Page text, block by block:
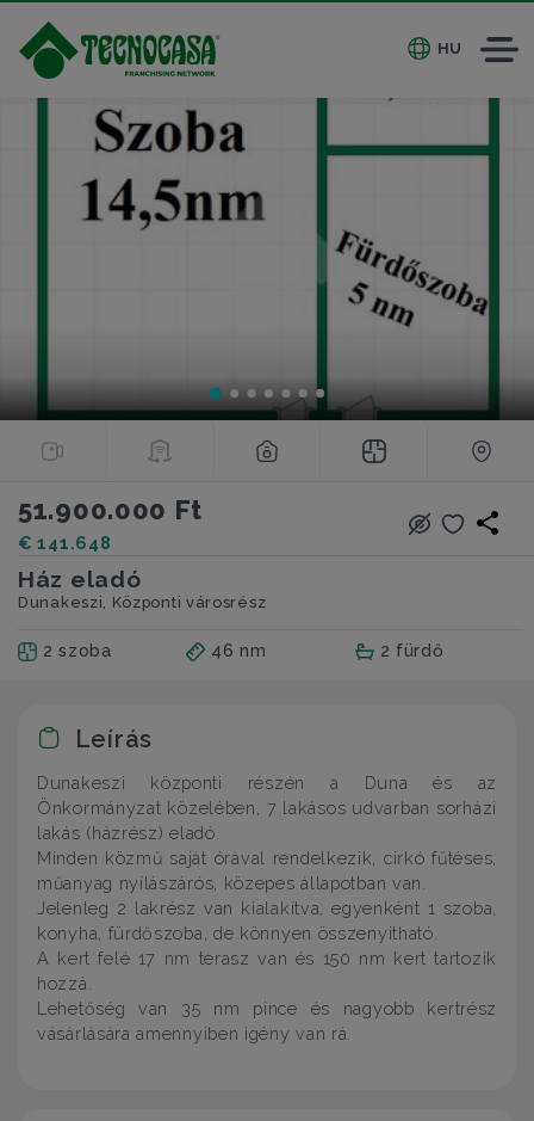
HU
51.900.000 Ft
€ 141.648
Ház eladó
Dunakeszi, Központi városrész
2 szoba 46 nm 2 fürdő
Leírás
Dunakeszi központi részén a Duna és az
Önkormányzat közelében, 7 lakásos udvarban sorházi
lakás (házrész) eladó.
Minden közmű saját órával rendelkezik, cirkó fűtéses,
műanyag nyílászárós, közepes állapotban van.
Jelenleg 2 lakrész van kialakítva, egyenként 1 szoba,
konyha, fürdőszoba, de könnyen összenyitható.
A kert felé 17 nm terasz van és 150 nm kert tartozik
hozzá.
Lehetőség van 35 nm pince és nagyobb kertrész
vásárlására amennyiben igény van rá.